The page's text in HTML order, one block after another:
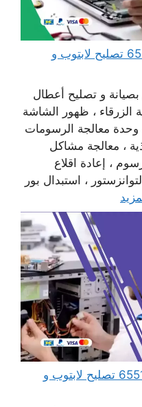
مهندس كمبيوتر الزور 65511033 تصليح لابتوب و
و تصليح أعطال
الزرقاء ، ظهور الشاشة
معالجة الرسومات
، معالجة مشاكل
، إعادة اقلاع
، استبدال بور
مهندس كمبيوتر صبحان 65511033 تصليح لابتوب و